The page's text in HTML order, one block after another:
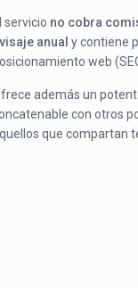
servicio no cobra
anual y contiene
web
además un
con otros
que compartan